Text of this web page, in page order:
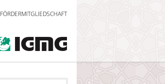
FÖRDERMITGLIEDSCHAFT